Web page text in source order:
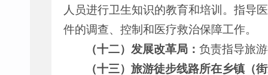
人员进行卫生知识的教育和培训。指导
件的调查、控制和医疗救治保障工作。
（十二）发展改革局：负责指导旅
（十三）旅游徒步线路所在乡镇（